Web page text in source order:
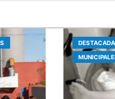
DESTACADA